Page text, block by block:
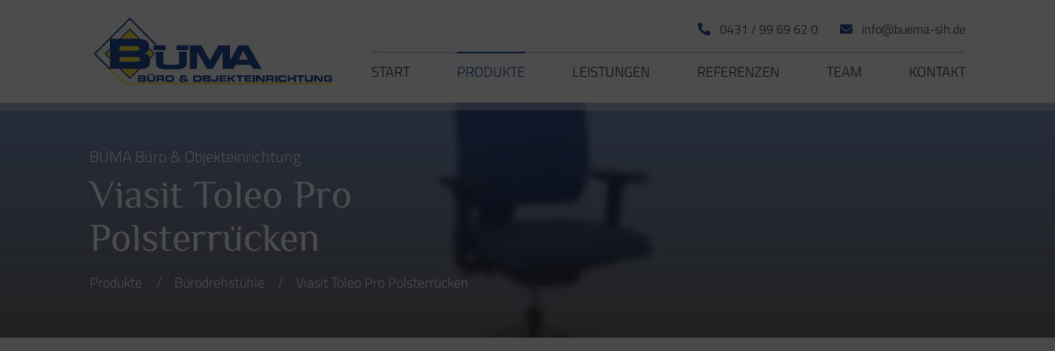
0431 / 99 69 62 0 info@buema-slh.de
START PRODUKTE LEISTUNGEN REFERENZEN TEAM KONTAKT
BÜMA Büro & Objekteinrichtung
Viasit Toleo Pro
Polsterrücken
Produkte Bürodrehstühle Viasit Toleo Pro Polsterrücken